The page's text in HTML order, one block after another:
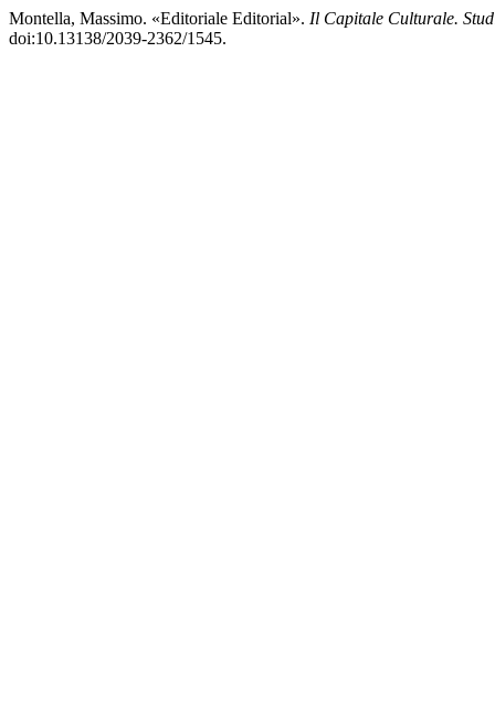
Montella, Massimo. «Editoriale Editorial». Il Capitale Culturale.
doi:10.13138/2039-2362/1545.